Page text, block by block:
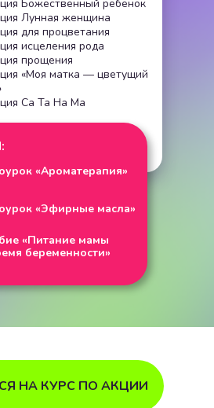
Божественный ребенок
Лунная женщина
для процветания
исцеления рода
прощения
«Моя матка — цветущий
Са Та На Ма
«Ароматерапия»
«Эфирные масла»
«Питание мамы
беременности»
НА КУРС ПО АКЦИИ